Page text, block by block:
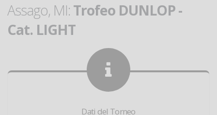
Assago, MI: Trofeo DUNLOP -
Cat. LIGHT
Dati del Torneo